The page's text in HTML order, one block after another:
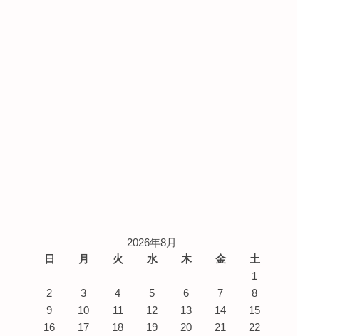
2026年8月
日
月 火 水 木 金
土
1
2
3 4 5 6 7
8
9
10 11 12 13 14
15
16
17 18 19 20 21 22